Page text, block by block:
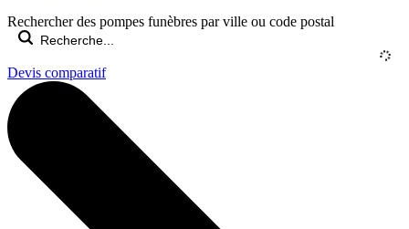
Rechercher des pompes funèbres par ville ou code postal
Devis comparatif